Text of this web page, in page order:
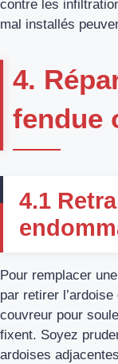
contre les
mal installés
4.
fendue
4.1
Pour remplacer
par retirer
couvreur pour
fixent. Soyez
ardoises